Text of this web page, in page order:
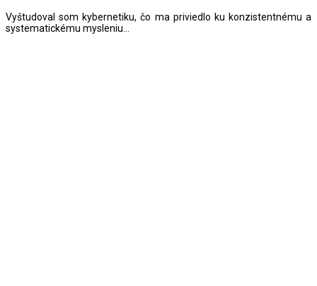
Vyštudoval som kybernetiku, čo ma priviedlo ku konzistentnému a
systematickému mysleniu...